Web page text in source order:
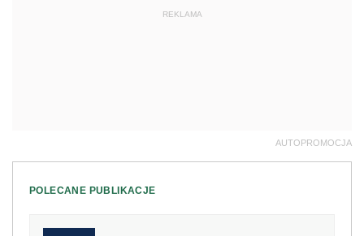
REKLAMA
AUTOPROMOCJA
POLECANE PUBLIKACJE